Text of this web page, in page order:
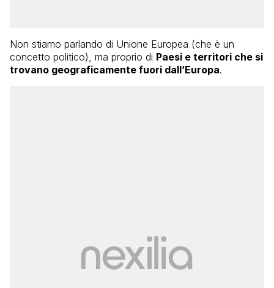
Non stiamo parlando di Unione Europea (che è un
concetto politico), ma proprio di Paesi e territori che si
trovano geograficamente fuori dall’Europa.